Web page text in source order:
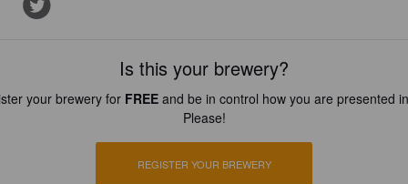
Is this your brewery?
your brewery for FREEand be in control how you are presented
Please!
REGISTER YOUR BREWERY